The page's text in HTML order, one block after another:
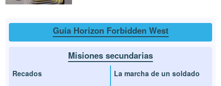
Guía Horizon Forbidden West
Misiones secundarias
Recados
La marcha de un soldado